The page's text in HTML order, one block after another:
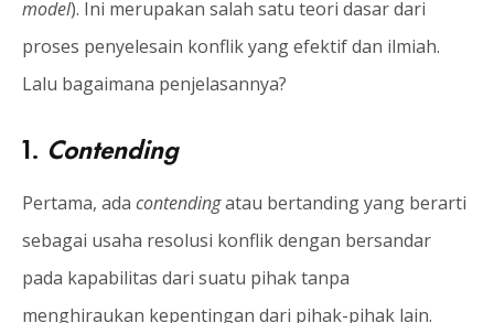
model). Ini merupakan salah satu teori dasar dari
proses penyelesain konflik yang efektif dan ilmiah.
Lalu bagaimana penjelasannya?
1. Contending
Pertama, ada contendingatau bertanding yang berarti
sebagai usaha resolusi konflik dengan bersandar
pada kapabilitas dari suatu pihak tanpa
menghiraukan kepentingan dari pihak-pihak lain.